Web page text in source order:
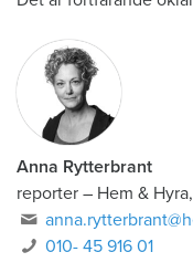
Anna Rytterbrant
reporter – Hem &
010- 45 916 01